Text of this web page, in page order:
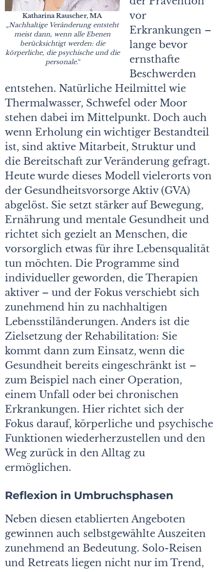
Katharina Rauscher, MA
„Nachhaltige Veränderung entsteht
meist dann, wenn alle Ebenen
berücksichtigt werden: die
körperliche, die psychische und die
personale.“
vor
Erkrankungen –
lange bevor
ernsthafte
Beschwerden
entstehen. Natürliche Heilmittel wie
Thermalwasser, Schwefel oder Moor
stehen dabei im Mittelpunkt. Doch auch
wenn Erholung ein wichtiger Bestandteil
ist, sind aktive Mitarbeit, Struktur und
die Bereitschaft zur Veränderung gefragt.
Heute wurde dieses Modell vielerorts von
der Gesundheitsvorsorge Aktiv (GVA)
abgelöst. Sie setzt stärker auf Bewegung,
Ernährung und mentale Gesundheit und
richtet sich gezielt an Menschen, die
vorsorglich etwas für ihre Lebensqualität
tun möchten. Die Programme sind
individueller geworden, die Therapien
aktiver – und der Fokus verschiebt sich
zunehmend hin zu nachhaltigen
Lebensstiländerungen. Anders ist die
Zielsetzung der Rehabilitation: Sie
kommt dann zum Einsatz, wenn die
Gesundheit bereits eingeschränkt ist –
zum Beispiel nach einer Operation,
einem Unfall oder bei chronischen
Erkrankungen. Hier richtet sich der
Fokus darauf, körperliche und psychische
Funktionen wiederherzustellen und den
Weg zurück in den Alltag zu
ermöglichen.
Reflexion in Umbruchsphasen
Neben diesen etablierten Angeboten
gewinnen auch selbstgewählte Auszeiten
zunehmend an Bedeutung. Solo-Reisen
und Retreats liegen nicht nur im Trend,